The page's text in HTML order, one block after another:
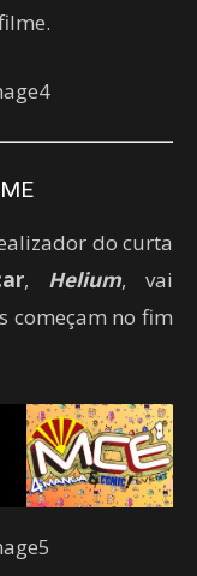
do curta
, Helium, vai
começam no fim